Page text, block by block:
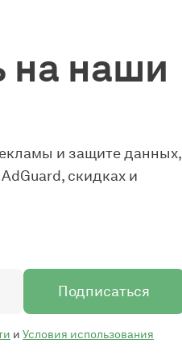
на наши
и защите данных,
скидках и
Подписаться
и Условия использования